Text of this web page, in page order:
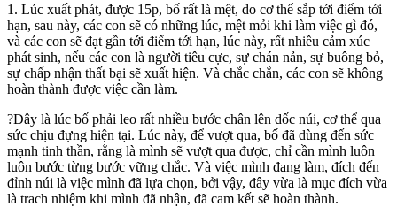
1. Lúc xuất phát, được 15p, bố rất là mệt, do cơ thể sắp tới điểm tới
hạn, sau này, các con sẽ có những lúc, mệt mỏi khi làm việc gì đó,
và các con sẽ đạt gần tới điểm tới hạn, lúc này, rất nhiều cảm xúc
phát sinh, nếu các con là người tiêu cực, sự chán nản, sự buông bỏ,
sự chấp nhận thất bại sẽ xuất hiện. Và chắc chắn, các con sẽ không
hoàn thành được việc cần làm.
?Đây là lúc bố phải leo rất nhiều bước chân lên dốc núi, cơ thể qua
sức chịu đựng hiện tại. Lúc này, để vượt qua, bố đã dùng đến sức
mạnh tinh thần, rằng là mình sẽ vượt qua được, chỉ cần mình luôn
luôn bước từng bước vững chắc. Và việc mình đang làm, đích đến
đỉnh núi là việc mình đã lựa chọn, bởi vậy, đây vừa là mục đích vừa
là trach nhiệm khi mình đã nhận, đã cam kết sẽ hoàn thành.